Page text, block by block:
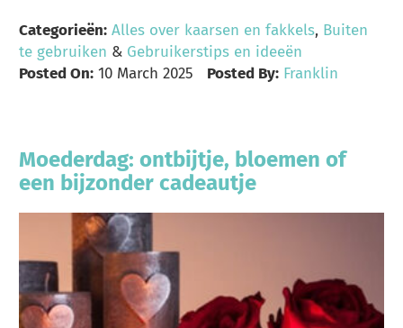
Categorieën: Alles over kaarsen en fakkels, Buiten
te gebruiken & Gebruikerstips en ideeën
Posted On: 10 March 2025 Posted By: Franklin
Moederdag: ontbijtje, bloemen of
een bijzonder cadeautje